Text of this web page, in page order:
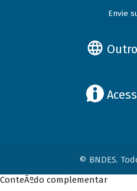
Envie
© BNDES.
ConteÃºdo complementar